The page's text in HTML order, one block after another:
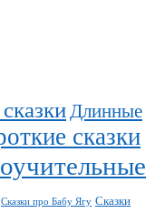
Длинные
сказки
Сказки про Бабу Ягу Сказки